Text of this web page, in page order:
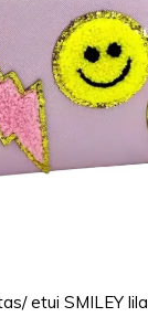
etui SMILEY lila